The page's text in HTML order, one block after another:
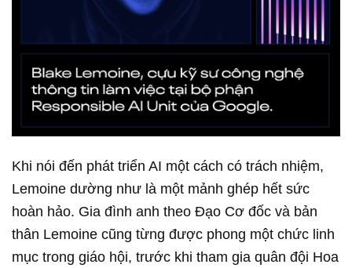
Khi nói đến phát triển AI một cách có trách nhiệm,
Lemoine dường như là một mảnh ghép hết sức
hoàn hảo. Gia đình anh theo Đạo Cơ đốc và bản
thân Lemoine cũng từng được phong một chức linh
mục trong giáo hội, trước khi tham gia quân đội Hoa